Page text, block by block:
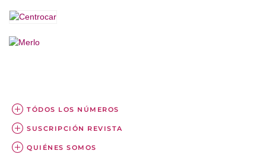
TÓDOS LOS NÚMEROS
SUSCRIPCIÓN REVISTA
QUIÉNES SOMOS